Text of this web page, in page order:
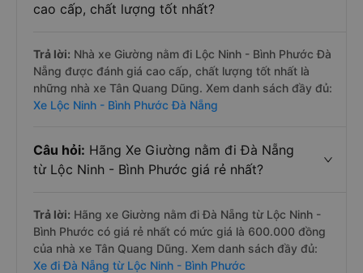
cao cấp, chất lượng tốt nhất?
Trả lời: Nhà xe Giường nằm đi Lộc Ninh - Bình Phước Đà
Nẵng được đánh giá cao cấp, chất lượng tốt nhất là
những nhà xe Tân Quang Dũng. Xem danh sách đầy đủ:
Xe Lộc Ninh - Bình Phước Đà Nẵng
Câu hỏi: Hãng Xe Giường nằm đi Đà Nẵng
từ Lộc Ninh - Bình Phước giá rẻ nhất?
Trả lời: Hãng xe Giường nằm đi Đà Nẵng từ Lộc Ninh -
Bình Phước có giá rẻ nhất có mức giá là 600.000 đồng
của nhà xe Tân Quang Dũng. Xem danh sách đầy đủ:
Xe đi Đà Nẵng từ Lộc Ninh - Bình Phước